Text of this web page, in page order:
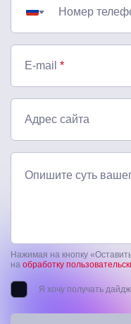
Номер
E-mail *
Адрес сайта
Опишите суть
Нажимая на кнопку
на обработку
Я хочу получать